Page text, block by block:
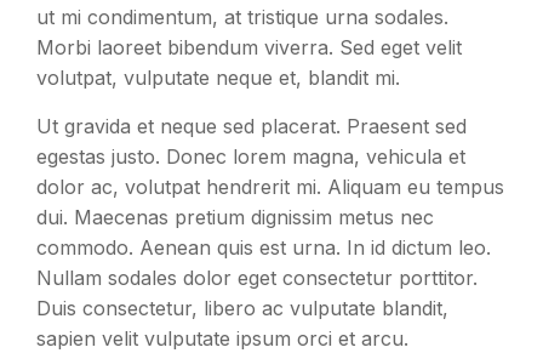
ut mi condimentum, at tristique urna sodales.
Morbi laoreet bibendum viverra. Sed eget velit
volutpat, vulputate neque et, blandit mi.
Ut gravida et neque sed placerat. Praesent sed
egestas justo. Donec lorem magna, vehicula et
dolor ac, volutpat hendrerit mi. Aliquam eu tempus
dui. Maecenas pretium dignissim metus nec
commodo. Aenean quis est urna. In id dictum leo.
Nullam sodales dolor eget consectetur porttitor.
Duis consectetur, libero ac vulputate blandit,
sapien velit vulputate ipsum orci et arcu.